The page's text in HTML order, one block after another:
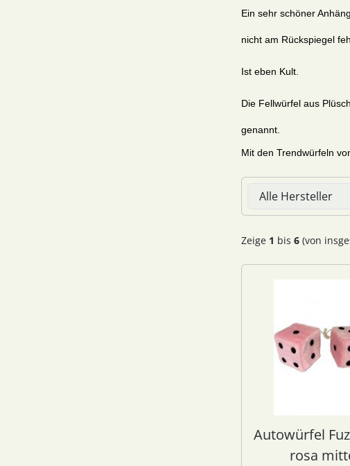
Ein sehr schöner
nicht am Rückspiegel
Ist eben Kult.
Die Fellwürfel aus
genannt.
Mit den Trendwürfeln
Zeige 1 bis 6 (von
Autowürfel
rosa